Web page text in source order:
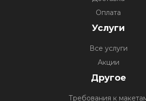
Оплата
Услуги
Все услуги
Акции
Другое
Требования к